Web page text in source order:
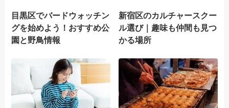
目黒区でバードウォッチン
グを始めよう！おすすめ公
園と野鳥情報
新宿区のカルチャースクー
ル選び｜趣味も仲間も見つ
かる場所